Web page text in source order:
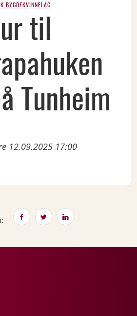
BYGDEKVINNELAG
til
Tunheim
12.09.2025 17:00